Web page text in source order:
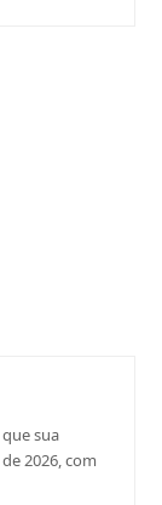
que sua
2026, com